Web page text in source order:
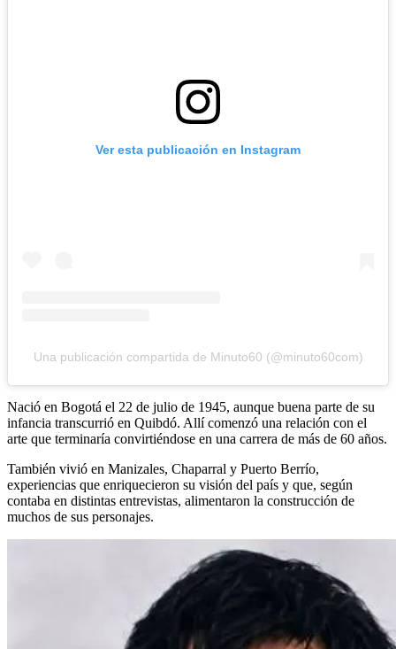
Ver esta publicación en Instagram
Una publicación compartida de Minuto60 (@minuto60com)
Nació en Bogotá el 22 de julio de 1945, aunque buena parte de su
infancia transcurrió en Quibdó. Allí comenzó una relación con el
arte que terminaría convirtiéndose en una carrera de más de 60 años.
También vivió en Manizales, Chaparral y Puerto Berrío,
experiencias que enriquecieron su visión del país y que, según
contaba en distintas entrevistas, alimentaron la construcción de
muchos de sus personajes.